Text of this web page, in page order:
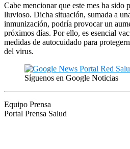
Cabe mencionar que este mes ha sido
lluvioso. Dicha situación, sumada a
inmunización, podría provocar un
próximos días. Por ello, es esencial
medidas de autocuidado para
del virus.
Síguenos en Google Noticias
Equipo Prensa
Portal Prensa Salud